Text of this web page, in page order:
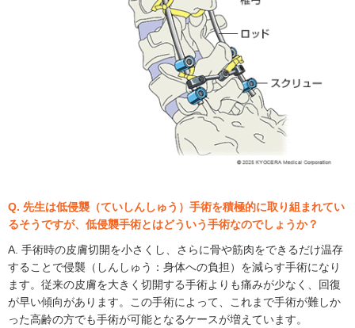
Q. 先生は低侵襲（ていしんしゅう）手術を積極的に取り組まれてい
るそうですが、低侵襲手術とはどういう手術なのでしょうか？
A. 手術時の皮膚切開を小さくし、さらに骨や筋肉をできるだけ温存
することで侵襲（しんしゅう：身体への負担）を減らす手術になり
ます。従来の皮膚を大きく切開する手術よりも痛みが少なく、回復
が早い傾向があります。この手術によって、これまで手術が難しか
った高齢の方でも手術が可能となるケースが増えています。